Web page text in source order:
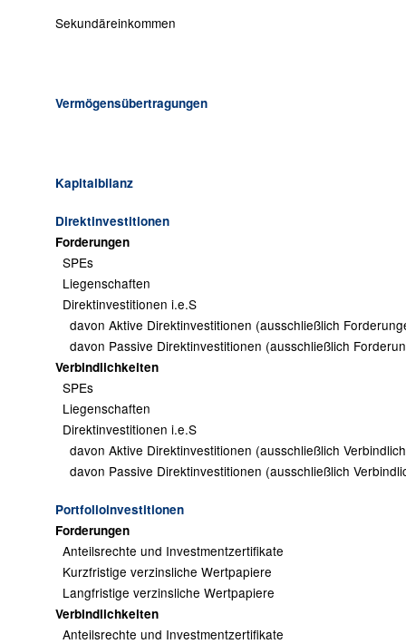
Sekundäreinkommen
Vermögensübertragungen
Kapitalbilanz
Direktinvestitionen
Forderungen
SPEs
Liegenschaften
Direktinvestitionen i.e.S
davon Aktive Direktinvestitionen (ausschließlich
davon Passive Direktinvestitionen (ausschließlich
Verbindlichkeiten
SPEs
Liegenschaften
Direktinvestitionen i.e.S
davon Aktive Direktinvestitionen (ausschließlich
davon Passive Direktinvestitionen (ausschließlich
Portfolioinvestitionen
Forderungen
Anteilsrechte und Investmentzertifikate
Kurzfristige verzinsliche Wertpapiere
Langfristige verzinsliche Wertpapiere
Verbindlichkeiten
Anteilsrechte und Investmentzertifikate